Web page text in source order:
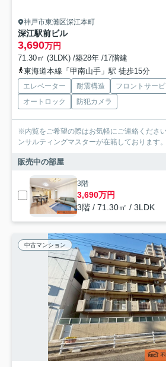
神戸市東灘区深江本町
深江駅前ビル
3,690万円
71.30㎡ (3LDK) /築28年 /17階建
東海道本線「甲南山手」駅 徒歩15分
エレベーター 耐震構造 フロントサービ
オートロック
防犯カメラ
※内覧をご希望の際はお気軽にご連絡ください。 弊社には公認不動
ンサルティングマスターが在籍しております
販売中の部屋
3階
3,690万円
3階 / 71.30㎡ / 3LDK
中古マンション